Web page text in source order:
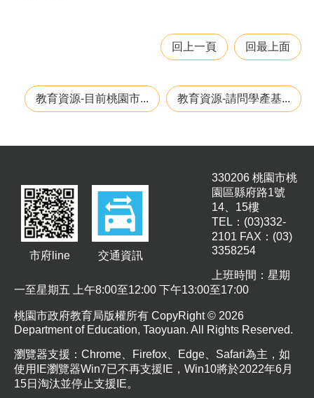
公
務
專
區
人
事
回上一頁 回最上面
教育資源-目前桃園市... 教育資源-請問學產基...
市府line 交通資訊
330206 桃園市桃
園區縣府路1號
14、15樓
TEL：(03)332-
2101 FAX：(03)
3358254
上班時間：星期
一至星期五 上午8:00至12:00 下午13:00至17:00
桃園市政府教育局版權所有 CopyRight © 2026
Department of Education, Taoyuan. All Rights Reserved.
瀏覽器支援：Chrome、Firefox、Edge、Safari為主，如
使用IE瀏覽器Win7已不再支援IE，Win10將於2022年6月
15日淘汰並停止支援IE。